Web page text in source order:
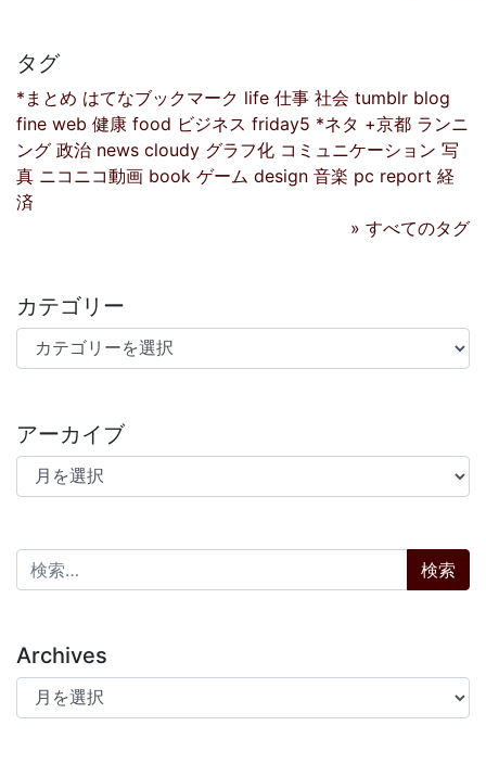
タグ
*まとめ はてなブックマーク life 仕事 社会 tumblr blog
fine web 健康 food ビジネス friday5 *ネタ +京都 ランニ
ング 政治 news cloudy グラフ化 コミュニケーション 写
真 ニコニコ動画 book ゲーム design 音楽 pc report 経
済
» すべてのタグ
カテゴリー
カテゴリー
アーカイブ
アーカイブ
検索:
Archives
Archives